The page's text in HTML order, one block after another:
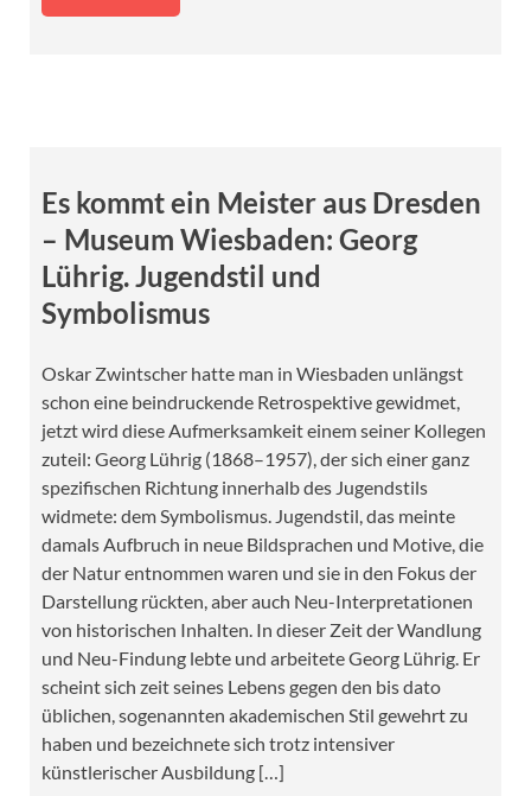
Es kommt ein Meister aus Dresden
– Museum Wiesbaden: Georg
Lührig. Jugendstil und
Symbolismus
Oskar Zwintscher hatte man in Wiesbaden unlängst
schon eine beindruckende Retrospektive gewidmet,
jetzt wird diese Aufmerksamkeit einem seiner Kollegen
zuteil: Georg Lührig (1868–1957), der sich einer ganz
spezifischen Richtung innerhalb des Jugendstils
widmete: dem Symbolismus. Jugendstil, das meinte
damals Aufbruch in neue Bildsprachen und Motive, die
der Natur entnommen waren und sie in den Fokus der
Darstellung rückten, aber auch Neu-Interpretationen
von historischen Inhalten. In dieser Zeit der Wandlung
und Neu-Findung lebte und arbeitete Georg Lührig. Er
scheint sich zeit seines Lebens gegen den bis dato
üblichen, sogenannten akademischen Stil gewehrt zu
haben und bezeichnete sich trotz intensiver
künstlerischer Ausbildung […]